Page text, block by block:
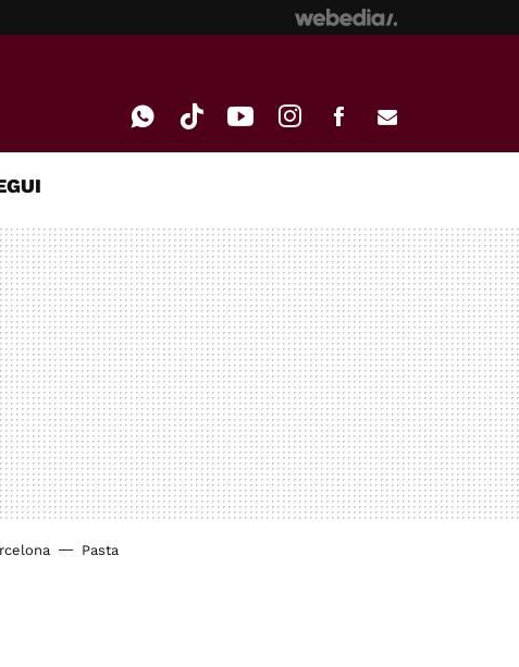
MAIL
Pasta